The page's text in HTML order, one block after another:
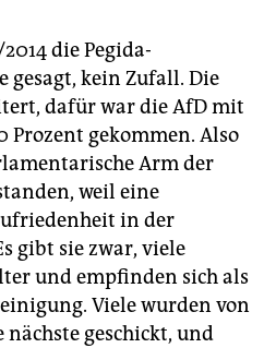
die Pegida-
gesagt, kein Zufall. Die
dafür war die AfD mit
Prozent gekommen. Also
Arm der
weil eine
in der
gibt sie zwar, viele
und empfinden sich als
Viele wurden von
geschickt, und